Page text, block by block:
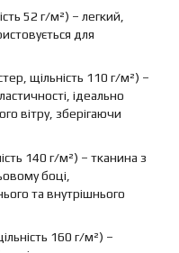
52 г/м²) – легкий,
для
щільність 110 г/м²) –
ідеально
вітру, зберігаючи
140 г/м²) – тканина з
боці,
та внутрішнього
160 г/м²) –